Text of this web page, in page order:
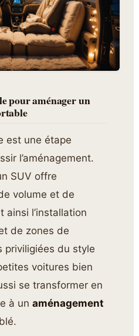
pour aménager un
est une étape
l’aménagement.
SUV offre
volume et de
ainsi l’installation
de zones de
priviligiées du style
voitures bien
se transformer en
à unaménagement